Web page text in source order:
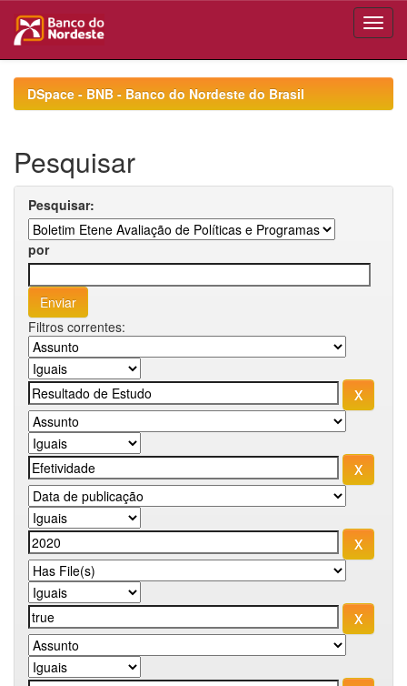
navigationDSpace - BNB - Banco do Nordeste do Brasil
Pesquisar
Pesquisar:
por
Filtros correntes: